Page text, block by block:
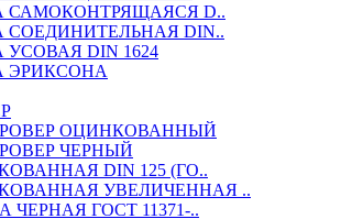
САМОКОНТРЯЩАЯСЯ D..
СОЕДИНИТЕЛЬНАЯ DIN..
УСОВАЯ DIN 1624
ЭРИКСОНА
ОЦИНКОВАННЫЙ
ЧЕРНЫЙ
DIN 125 (ГО..
УВЕЛИЧЕННАЯ ..
ЧЕРНАЯ ГОСТ 11371-..